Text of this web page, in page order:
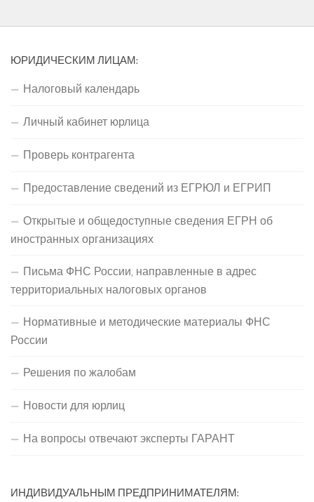
ЮРИДИЧЕСКИМ ЛИЦАМ:
Налоговый календарь
Личный кабинет юрлица
Проверь контрагента
Предоставление сведений из ЕГРЮЛ и ЕГРИП
Открытые и общедоступные сведения ЕГРН об
иностранных организациях
Письма ФНС России, направленные в адрес
территориальных налоговых органов
Нормативные и методические материалы ФНС
России
Решения по жалобам
Новости для юрлиц
На вопросы отвечают эксперты ГАРАНТ
ИНДИВИДУАЛЬНЫМ ПРЕДПРИНИМАТЕЛЯМ: